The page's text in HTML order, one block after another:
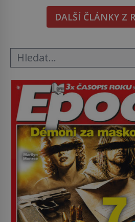
zakreslovali do map záhadný
Australis – Jižní zemi. Proč?
smysl pro […]
DALŠÍ ČLÁNKY Z